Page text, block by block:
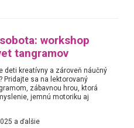
workshop
tangramov
deti kreatívny a zároveň náučný
Pridajte sa na lektorovaný
zábavnou hrou, ktorá
jemnú motoriku aj
a ďalšie